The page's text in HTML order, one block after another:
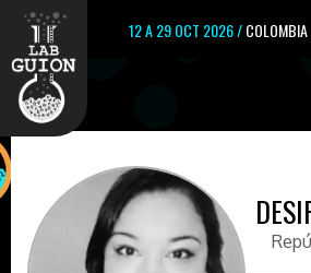
12 A 29 OCT 2026 /COLOMBIA